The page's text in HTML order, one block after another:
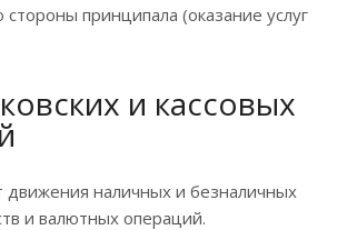
стороны принципала (оказание услуг
и кассовых
движения наличных и безналичных
и валютных операций.